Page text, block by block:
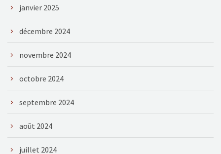
janvier 2025
décembre 2024
novembre 2024
octobre 2024
septembre 2024
août 2024
juillet 2024